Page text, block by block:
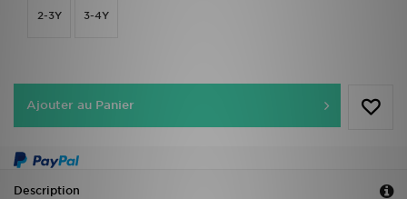
2-3Y 3-4Y
Ajouter au Panier
Description